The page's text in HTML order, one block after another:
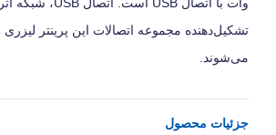
تشکیل‌دهنده مجموعه اتصالات این پرینتر
می‌شوند.
جزئیات محصول